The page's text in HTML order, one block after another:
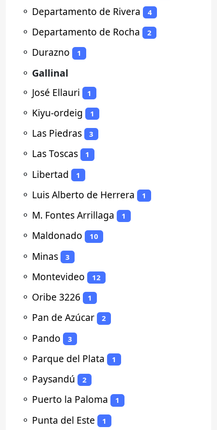
⚬ Departamento de Rivera 4
⚬ Departamento de Rocha 2
⚬ Durazno 1
⚬ Gallinal
⚬ José Ellauri 1
⚬ Kiyu-ordeig 1
⚬ Las Piedras 3
⚬ Las Toscas 1
⚬ Libertad 1
⚬ Luis Alberto de Herrera 1
⚬ M. Fontes Arrillaga 1
⚬ Maldonado 10
⚬ Minas 3
⚬ Montevideo 12
⚬ Oribe 3226 1
⚬ Pan de Azúcar 2
⚬ Pando 3
⚬ Parque del Plata 1
⚬ Paysandú 2
⚬ Puerto la Paloma 1
⚬ Punta del Este 1